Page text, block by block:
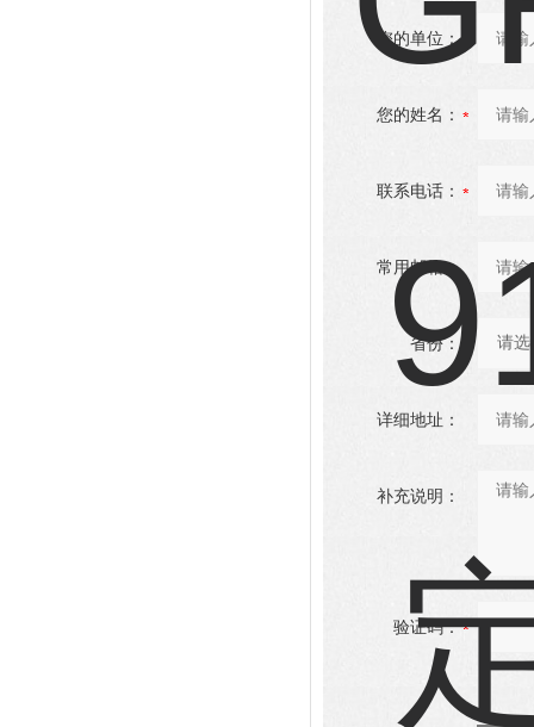
您的单位：
您的姓名：
联系电话：
常用邮箱：
省份：
详细地址：
补充说明：
验证码：